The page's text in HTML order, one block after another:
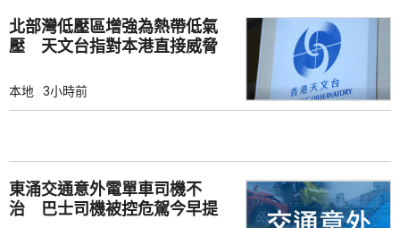
北部灣低壓區增強為熱帶低氣
壓 天文台指對本港直接威脅
本地 3小時前
東涌交通意外電單車司機不
治 巴士司機被控危駕今早提